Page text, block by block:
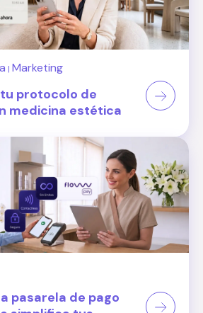
| Marketing
protocolo de
medicina estética
pasarela de pago